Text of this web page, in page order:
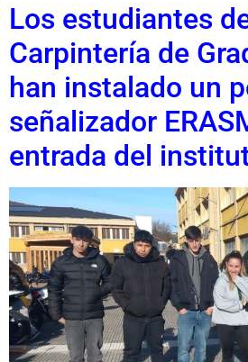
Los estudiantes
Carpintería de
han instalado un
señalizador
entrada del